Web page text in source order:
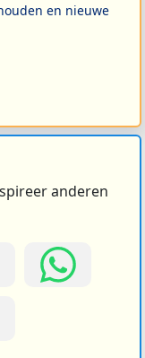
en nieuwe
anderen